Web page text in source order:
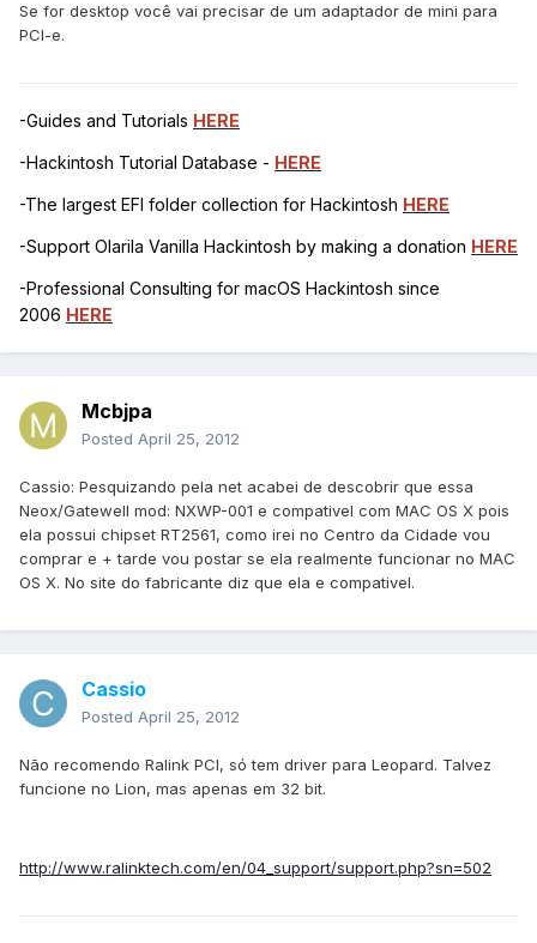
Se for desktop você vai precisar de um adaptador de mini para
PCI-e.
-Guides and Tutorials HERE
-Hackintosh Tutorial Database - HERE
-The largest EFI folder collection for Hackintosh HERE
-Support Olarila Vanilla Hackintosh by making a donation HERE
-Professional Consulting for macOS Hackintosh since
2006 HERE
Mcbjpa
Posted April 25, 2012
Cassio: Pesquizando pela net acabei de descobrir que essa
Neox/Gatewell mod: NXWP-001 e compativel com MAC OS X pois
ela possui chipset RT2561, como irei no Centro da Cidade vou
comprar e + tarde vou postar se ela realmente funcionar no MAC
OS X. No site do fabricante diz que ela e compativel.
Cassio
Posted April 25, 2012
Não recomendo Ralink PCI, só tem driver para Leopard. Talvez
funcione no Lion, mas apenas em 32 bit.
http://www.ralinktech.com/en/04_support/support.php?sn=502